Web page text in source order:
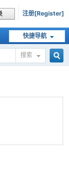
注册[Register]
快捷导航
搜索